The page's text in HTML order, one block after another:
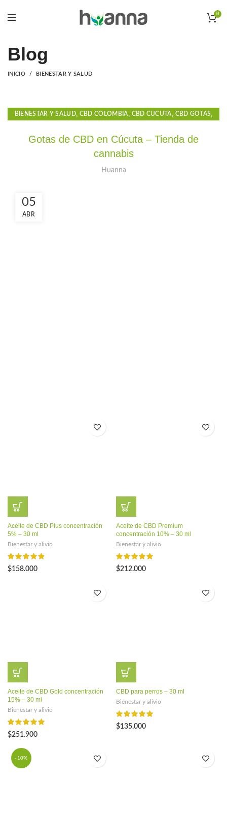
0
Blog
INICIO BIENESTAR Y SALUD
BIENESTAR Y SALUD, CBD COLOMBIA, CBD CUCUTA, CBD GOTAS,
GOTAS CBD PARA DORMIR,GOTAS DE CANNABIDIOL ,
GOTAS DE CBD,GOTAS PARA LA ANSIEDAD
Gotas de CBD en Cúcuta – Tienda de
cannabis
Huanna
05
ABR
Aceite de CBD Plus concentración
5% – 30 ml
Bienestar y alivio
$158.000
Aceite de CBD Premium
concentración 10% – 30 ml
Bienestar y alivio
$212.000
Aceite de CBD Gold concentración
15% – 30 ml
Bienestar y alivio
$251.900
CBD para perros – 30 ml
Bienestar y alivio
$135.000
-10%